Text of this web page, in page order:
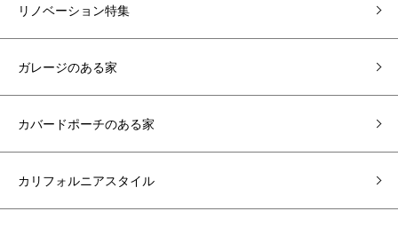
リノベーション特集
ガレージのある家
カバードポーチのある家
カリフォルニアスタイル